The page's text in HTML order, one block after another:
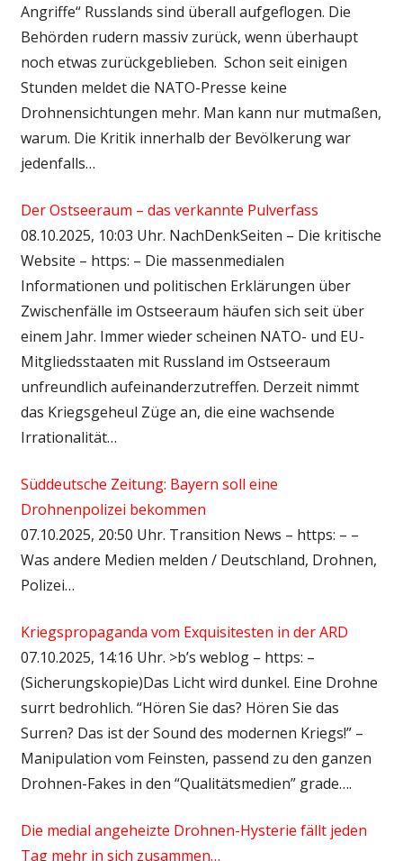
Angriffe“ Russlands sind überall aufgeflogen. Die
Behörden rudern massiv zurück, wenn überhaupt
noch etwas zurückgeblieben. Schon seit einigen
Stunden meldet die NATO-Presse keine
Drohnensichtungen mehr. Man kann nur mutmaßen,
warum. Die Kritik innerhalb der Bevölkerung war
jedenfalls…
Der Ostseeraum – das verkannte Pulverfass
08.10.2025, 10:03 Uhr. NachDenkSeiten – Die kritische
Website – https: – Die massenmedialen
Informationen und politischen Erklärungen über
Zwischenfälle im Ostseeraum häufen sich seit über
einem Jahr. Immer wieder scheinen NATO- und EU-
Mitgliedsstaaten mit Russland im Ostseeraum
unfreundlich aufeinanderzutreffen. Derzeit nimmt
das Kriegsgeheul Züge an, die eine wachsende
Irrationalität…
Süddeutsche Zeitung: Bayern soll eine
Drohnenpolizei bekommen
07.10.2025, 20:50 Uhr. Transition News – https: – –
Was andere Medien melden / Deutschland, Drohnen,
Polizei…
Kriegspropaganda vom Exquisitesten in der ARD
07.10.2025, 14:16 Uhr. >b’s weblog – https: –
(Sicherungskopie)Das Licht wird dunkel. Eine Drohne
surrt bedrohlich. “Hören Sie das? Hören Sie das
Surren? Das ist der Sound des modernen Kriegs!” –
Manipulation vom Feinsten, passend zu den ganzen
Drohnen-Fakes in den “Qualitätsmedien” grade….
Die medial angeheizte Drohnen-Hysterie fällt jeden
Tag mehr in sich zusammen…